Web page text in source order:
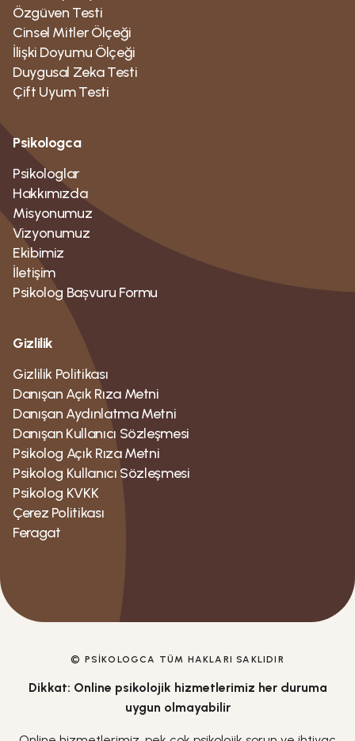
tanımlanmış bir konfor alanında tutmak için çaba
harcamak yerine bu fikirle rahat olmayı içerir. Etki
alanımızda neyin olduğunu ve neyin olmadığını
anladığımızda, enerjimizi gerçekten üretken olan
yollarla yeniden yönlendirmeye başlayabiliriz. Etki
anlamlı bir hayatı teşvik eden şeylere
odaklanabileceğimiz anlamına gelir. Esnek olmak
ayrıca kontrolümüz dışındaki durumları bırakma
yeteneğimizi geliştirir ve bizi tüm kendini suçlama ve
düşünmeden korur. Kontrol yanılsamasına kurban
gittiğiniz durumları fark ettiniz mi acaba? Bunu fark
etmek ve etiketlemek, abartılı bir kontrol duygusunu
sürdürmeye yönelik beyhude çabalarımızdan
vazgeçmeye doğru atılacak harika bir ilk adımdır.
Özgüven Testi
Cinsel Mitler Ölçeği
İlişki Doyumu Ölçeği
Duygusal Zeka Testi
Çift Uyum Testi
Psikologca
Psikologlar
Hakkımızda
Misyonumuz
Vizyonumuz
Ekibimiz
İletişim
Psikolog Bașvuru Formu
Gizlilik
Gizlilik Politikası
Danışan Açık Rıza Metni
Danışan Aydınlatma Metni
Danışan Kullanıcı Sözleşmesi
Psikolog Açık Rıza Metni
Psikolog Kullanıcı Sözleşmesi
Psikolog KVKK
Çerez Politikası
Feragat
© PSIKOLOGCA TÜM HAKLARI SAKLIDIR
Dikkat: Online psikolojik hizmetlerimiz her duruma
uygun olmayabilir